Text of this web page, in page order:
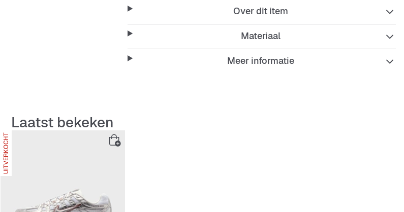
Over dit item
Materiaal
Meer informatie
Laatst bekeken
UITVERKOCHT